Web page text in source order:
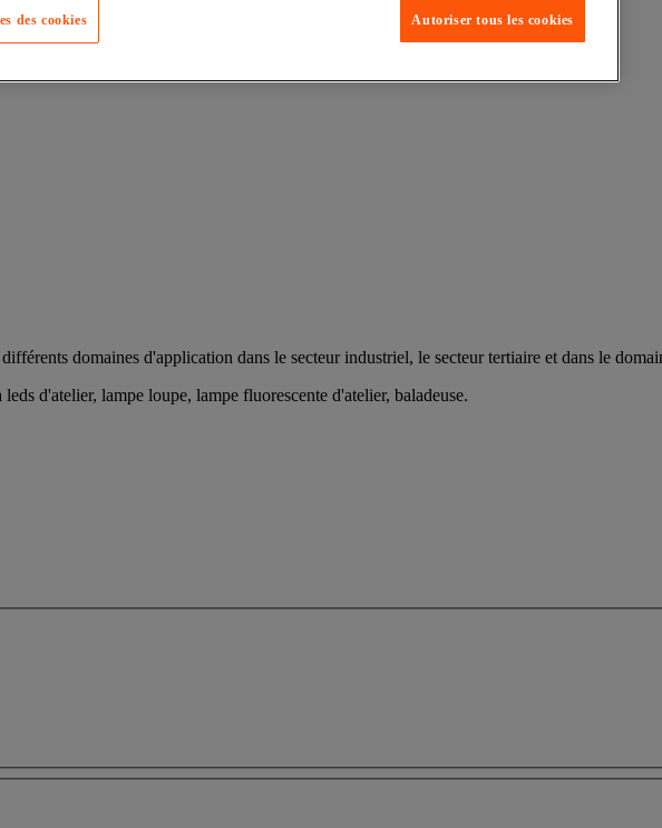
domaines d'application dans le secteur industriel, le secteur tertiaire et dans le
d'atelier, lampe loupe, lampe fluorescente d'atelier, baladeuse.
Autoriser tous les cookies
des cookies